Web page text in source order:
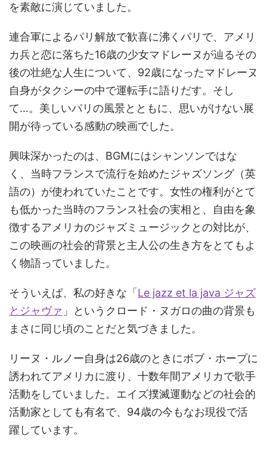
を素敵に演じていました。
連合軍によるパリ解放で歓喜に沸くパリで、アメリ
カ兵と恋に落ちた16歳の少女マドレーヌが辿るその
後の壮絶な人生について、92歳になったマドレーヌ
自身がタクシーの中で運転手に語りだす。そし
て…。美しいパリの風景とともに、思いがけない展
開が待っている感動の映画でした。
興味深かったのは、BGMにはシャンソンではな
く、当時フランスで流行を始めたジャズソング（英
語の）が使われていたことです。女性の権利がとて
も低かった当時のフランス社会の実相と、自由を象
徴するアメリカのジャズミュージックとの対比が、
この映画の社会的背景と主人公の生き方をとてもよ
く物語っていました。
そういえば、私の好きな「 Le jazz et la java ジャズ
とジャヴァ 」というクロード・ヌガロの曲の背景も
まさに同じ頃のことだと気づきました。
リーヌ・ルノー自身は26歳のときにボブ・ホープに
誘われてアメリカに渡り、十数年間アメリカで歌手
活動をしていました。エイズ撲滅運動などの社会的
活動家としても有名で、94歳の今もなお現役で活
躍しています。